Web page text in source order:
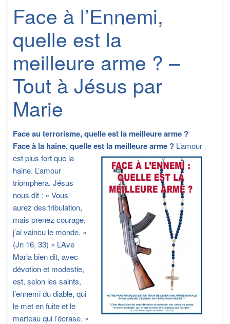
Face à l’Ennemi,
quelle est la
meilleure arme ? –
Tout à Jésus par
Marie
Face au terrorisme, quelle est la meilleure arme ?
Face à la haine, quelle est la meilleure arme ? L’amour
est plus fort que la
haine. L’amour
triomphera. Jésus
nous dit : « Vous
aurez des tribulation,
mais prenez courage,
j’ai vaincu le monde. »
(Jn 16, 33) « L’Ave
Maria bien dit, avec
dévotion et modestie,
est, selon les saints,
l’ennemi du diable, qui
le met en fuite et le
marteau qui l’écrase. »